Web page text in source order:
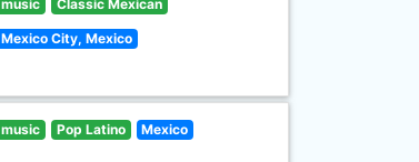
music Classic Mexican
Mexico City, Mexico
music Pop Latino Mexico